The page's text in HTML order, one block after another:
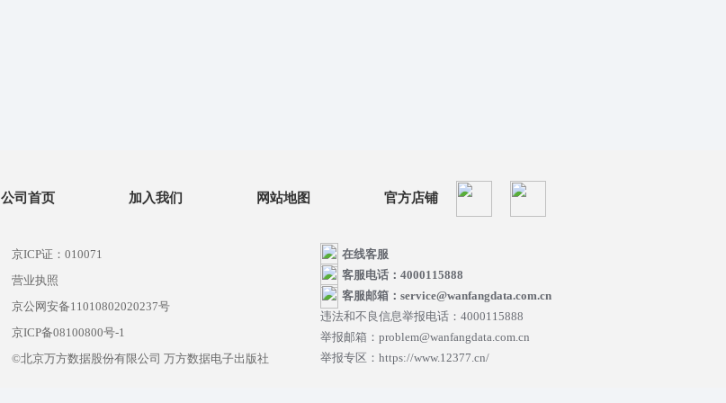
公司首页 加入我们 网站地图 官方店铺
京ICP证：010071
营业执照
京公网安备11010802020237号
京ICP备08100800号-1
©北京万方数据股份有限公司 万方数据电子出版社
在线客服
客服电话：4000115888
客服邮箱：service@wanfangdata.com.cn
违法和不良信息举报电话：4000115888
举报邮箱：problem@wanfangdata.com.cn
举报专区：https://www.12377.cn/